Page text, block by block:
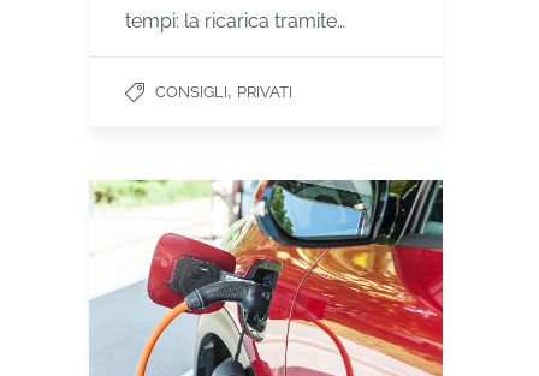
tempi: la ricarica tramite…
CONSIGLI, PRIVATI